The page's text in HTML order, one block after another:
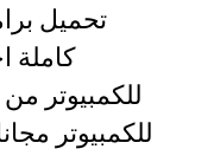
كاملة
للكمبيوتر